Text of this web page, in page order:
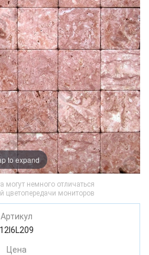
to expand
могут немного отличаться
цветопередачи мониторов
Артикул
12I6L209
Цена